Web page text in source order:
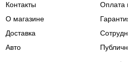
Контакты
О магазине
Доставка
Авто
Оплата